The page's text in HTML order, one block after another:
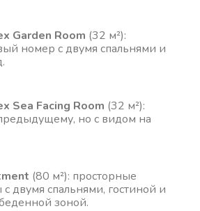
Garden Room (32 м²):
номер с двумя спальнями и
Sea Facing Room (32 м²):
но с видом на
(80 м²): просторные
двумя спальнями, гостиной и
зоной.